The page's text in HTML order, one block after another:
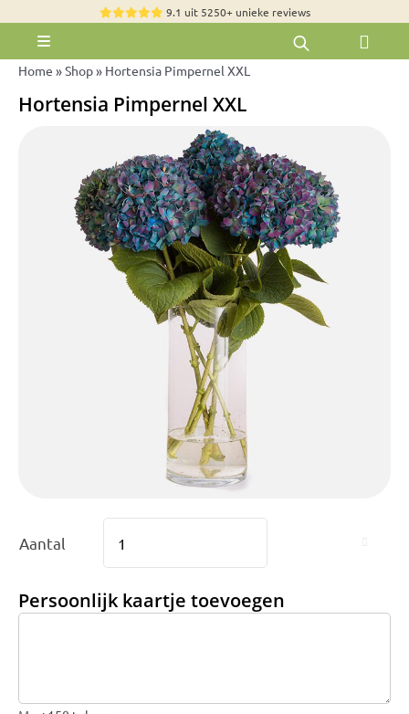
content
9.1 uit 5250+ unieke reviews
Toggle
Navigation
Rozen
Zomerbloemen
Exclusieve boeketten
Boeketten
Pioenrozen
Groen & Decoratief
Bloemen per soort
Onze bloemenwinkel
Home »Shop» Hortensia Pimpernel XXL
Hortensia Pimpernel XXL
Aantal
Persoonlijk kaartje toevoegen